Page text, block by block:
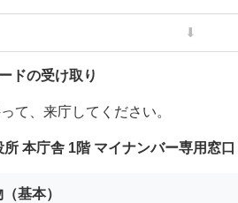
⬇
ドの受け取り
て、来庁してください。
本庁舎 1階 マイナンバー専用窓口
基本）